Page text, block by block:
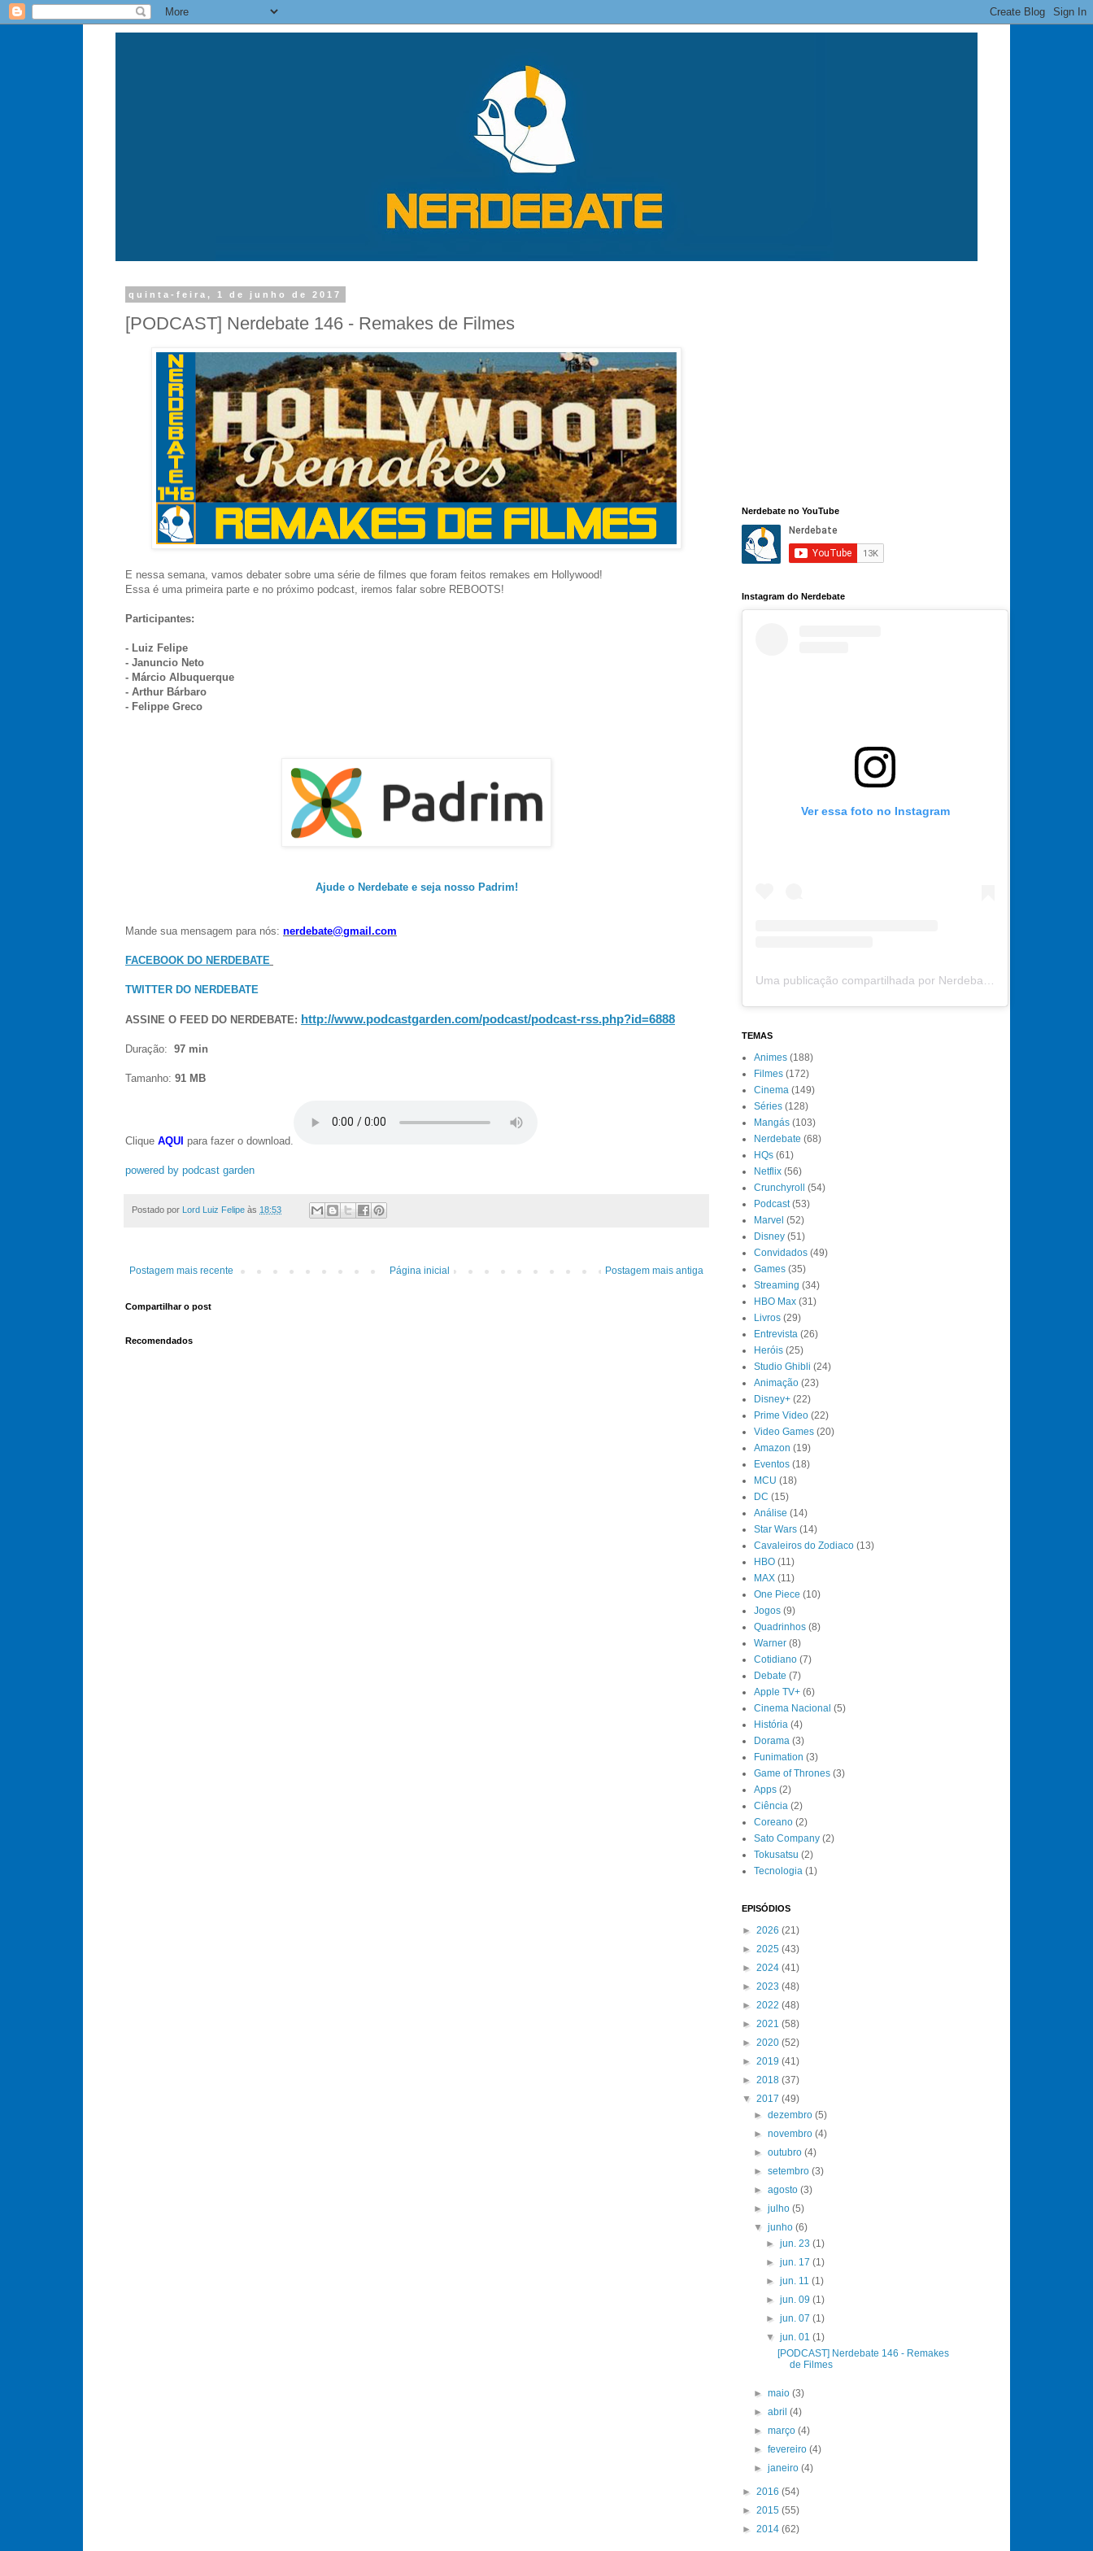
quinta-feira, 1 de junho de 2017
[PODCAST] Nerdebate 146 - Remakes de Filmes
E nessa semana, vamos debater sobre uma série de filmes que foram feitos remakes em Hollywood!
Essa é uma primeira parte e no próximo podcast, iremos falar sobre REBOOTS!
Participantes:
- Luiz Felipe
- Januncio Neto
- Márcio Albuquerque
- Arthur Bárbaro
- Felippe Greco
Ajude o Nerdebate e seja nosso Padrim!
Mande sua mensagem para nós: nerdebate@gmail.com
FACEBOOK DO NERDEBATE
TWITTER DO NERDEBATE
ASSINE O FEED DO NERDEBATE: http://www.podcastgarden.com/podcast/podcast-rss.php?id=6888
Duração: 97 min
Tamanho: 91 MB
Clique AQUI para fazer o download.
powered by podcast garden
Postado por Lord Luiz Felipe às 18:53
Postagem mais recente Postagem mais antiga
Página inicial
Compartilhar o post
Recomendados
Nerdebate no YouTube
Instagram do Nerdebate
Ver essa foto no Instagram
TEMAS
Animes (188)
Filmes (172)
Cinema (149)
Séries (128)
Mangás (103)
Nerdebate (68)
HQs (61)
Netflix (56)
Crunchyroll (54)
Podcast (53)
Marvel (52)
Disney (51)
Convidados (49)
Games (35)
Streaming (34)
HBO Max (31)
Livros (29)
Entrevista (26)
Heróis (25)
Studio Ghibli (24)
Animação (23)
Disney+ (22)
Prime Video (22)
Video Games (20)
Amazon (19)
Eventos (18)
MCU (18)
DC (15)
Análise (14)
Star Wars (14)
Cavaleiros do Zodiaco (13)
HBO (11)
MAX (11)
One Piece (10)
Jogos (9)
Quadrinhos (8)
Warner (8)
Cotidiano (7)
Debate (7)
Apple TV+ (6)
Cinema Nacional (5)
História (4)
Dorama (3)
Funimation (3)
Game of Thrones (3)
Apps (2)
Ciência (2)
Coreano (2)
Sato Company (2)
Tokusatsu (2)
Tecnologia (1)
EPISÓDIOS
► 2026 (21)
► 2025 (43)
► 2024 (41)
► 2023 (48)
► 2022 (48)
► 2021 (58)
► 2020 (52)
► 2019 (41)
► 2018 (37)
▼ 2017 (49)
►dezembro(5)
►novembro(4)
►outubro(4)
►setembro(3)
►agosto(3)
►julho(5)
▼junho(6)
► jun. 23 (1)
► jun. 17 (1)
► jun. 11 (1)
► jun. 09 (1)
► jun. 07 (1)
▼ jun. 01 (1)
[PODCAST] Nerdebate 146 - Remakes
de Filmes
►maio(3)
►abril(4)
►março(4)
►fevereiro(4)
►janeiro(4)
► 2016 (54)
► 2015 (55)
► 2014 (62)